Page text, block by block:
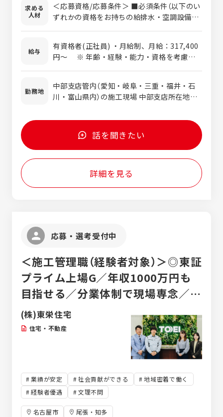
理・資材管理・安全管理・労務管理・原価管
理・品質管理などを通じて、現場のモチベー
ション・生産性を高めていく役割です。ゼネ
コンや工事業者、施主など、様々な関係者と
の折衝も担当していただきます。 物件の規模
テップアップできます。入社2〜3年は、社内
のルールや関電工の仕事のスタイルを学んで
落ち着けて仕事に取り組んでください。
求める
人材
＜応募資格/応募条件＞ ■必須条件（以下のい
ずれかの資格をお持ちの給排水・空調設備工
工事施工管理技士 ※40歳以上の方は「1級
管工事施工管理技士」保有が必須となりま
す。 ■歓迎条件 ・1級管工事施工管理技士
（監理技術者）受験資格保有 ・給排水・空調設
備工事の現場代理人経験のある方 ■求める人
給与
有資格者(正社員) ・月給制、月給：317,400
円～ ※ 年齢・経験・能力・資格を考慮の
25歳/673万円、30歳/723万円、35歳/945
万円、40歳/1,076万円、45歳/1,123万円
験・資格により上下する可能性があります。
勤務地
中部支店管内（愛知・岐阜・三重・福井・石
川・富山県内）の施工現場 中部支店所在地：
6階 （最寄駅：伏見駅、徒歩5分） ※転勤：工
事対応で他県に出張の可能性有り（特に静
岡・長野県） 受動喫煙対策：屋内執務フロア
全面禁煙
話を聞きたい
詳細を見る
応募・選考受付中
＜施工管理職（経験者対象）＞◎東証
プライム上場G／年収1000万円も
目指せる／分業体制で現場専念／
18時半PC自動シャットダウン／完
全週休2日制(土日)
(株)東栄住宅
住宅・不動産
業績が安定 社会貢献ができる
地域密着で働く
経験者優遇
文理不問
名古屋市 尾張・知多